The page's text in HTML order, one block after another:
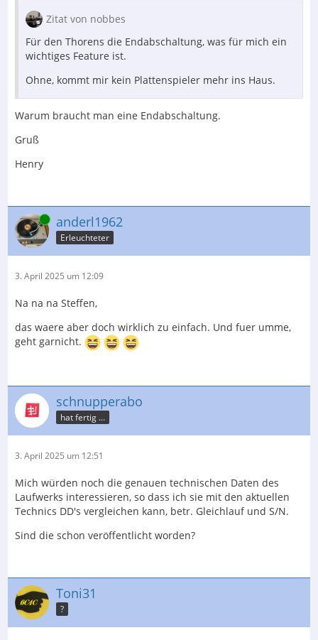
Zitat von nobbes
Für den Thorens die Endabschaltung, was für mich ein
wichtiges Feature ist.
Ohne, kommt mir kein Plattenspieler mehr ins Haus.
Warum braucht man eine Endabschaltung.
Gruß
Henry
Online anderl1962
Erleuchteter
3. April 2025 um 12:09
Na na na Steffen,
das waere aber doch wirklich zu einfach. Und fuer umme,
geht garnicht.
schnupperabo
hat fertig ...
3. April 2025 um 12:51
Mich würden noch die genauen technischen Daten des
Laufwerks interessieren, so dass ich sie mit den aktuellen
Technics DD's vergleichen kann, betr. Gleichlauf und S/N.
Sind die schon veröffentlicht worden?
Toni31
?